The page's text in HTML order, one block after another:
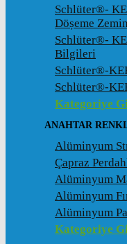
Schlüter®-
Döșeme
Schlüter®-
Bilgileri
Schlüter®-
Schlüter®-
Kategoriye
ANAHTAR
Alüminyum
Çapraz
Alüminyum
Alüminyum
Alüminyum
Kategoriye